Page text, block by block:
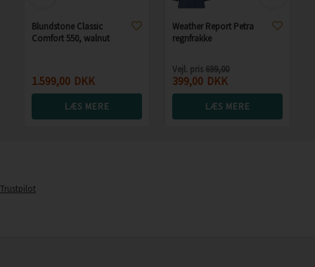
Blundstone Classic
Comfort 550, walnut
1.599,00 DKK
LÆS MERE
Weather Report Petra
regnfrakke
Vejl. pris 699,00
399,00 DKK
LÆS MERE
Trustpilot